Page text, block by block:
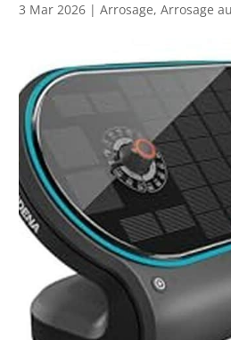
3 Mar 2026 |Arrosage,Arrosage